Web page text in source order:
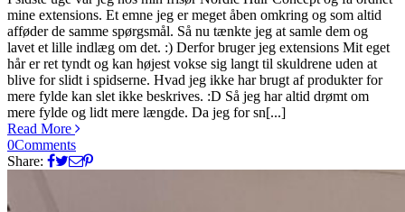
mine extensions. Et emne jeg er meget åben omkring og som altid
afføder de samme spørgsmål. Så nu tænkte jeg at samle dem og
lavet et lille indlæg om det. :) Derfor bruger jeg extensions Mit eget
hår er ret tyndt og kan højest vokse sig langt til skuldrene uden at
blive for slidt i spidserne. Hvad jeg ikke har brugt af produkter for
mere fylde kan slet ikke beskrives. :D Så jeg har altid drømt om
mere fylde og lidt mere længde. Da jeg for sn[...]
Read More
0Comments
Share: